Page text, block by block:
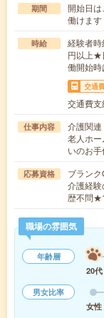
期間
開始日
働けます
時給
経験者
円以上★
働開始時
交通
交通費
仕事内容
介護関連
老人ホ
いのお
応募資格
ブラン
介護経
歴不問
職場の雰囲気
年齢層
20代
男女比率
女性